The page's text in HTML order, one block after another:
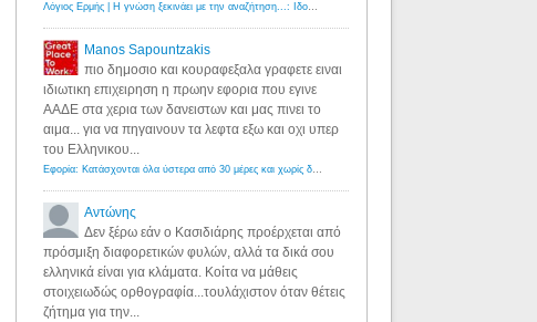
Λόγιος Ερμής | Η γνώση ξεκινάει με την αναζήτηση...: Ιδού οι 18 που χρωστούν 11 δις ευρώ!
Manos Sapountzakis
πιο δημοσιο και κουραφεξαλα γραφετε ειναι
ιδιωτικη επιχειρηση η πρωην εφορια που εγινε
ΑΑΔΕ στα χερια των δανειστων και μας πινει το
αιμα... για να πηγαινουν τα λεφτα εξω και οχι υπερ
του Ελληνικου...
Εφορία: Κατάσχονται όλα ύστερα από 30 μέρες και χωρίς δικαστικές αποφάσεις - Λόγιος Ερμής
Αντώνης
Δεν ξέρω εάν ο Κασιδιάρης προέρχεται από
πρόσμιξη διαφορετικών φυλών, αλλά τα δικά σου
ελληνικά είναι για κλάματα. Κοίτα να μάθεις
στοιχειωδώς ορθογραφία...τουλάχιστον όταν θέτεις
ζήτημα για την...